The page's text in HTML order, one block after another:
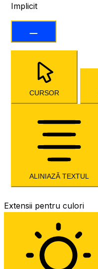
Implicit
CURSOR
ALINIAZĂ TEXTUL
Extensii pentru culori